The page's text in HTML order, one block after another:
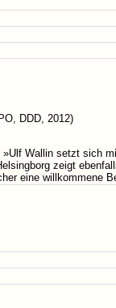
DDD, 2012)
Wallin setzt sich
zeigt
eine willkommene